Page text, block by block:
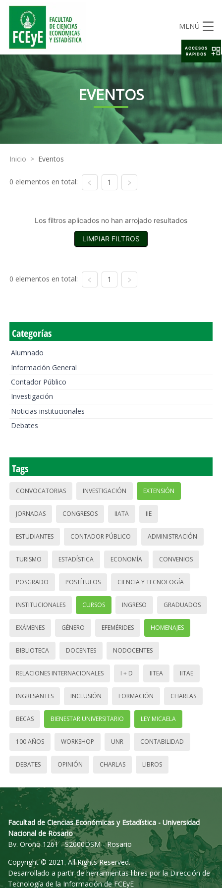
MENÚ
EVENTOS
Inicio > Eventos
0 elementos en total: 1
Los filtros aplicados no han arrojado resultados
LIMPIAR FILTROS
0 elementos en total: 1
Categorías
Alumnado
Información General
Contador Público
Investigación
Noticias institucionales
Debates
Tags
CONVOCATORIAS INVESTIGACIÓN EXTENSIÓN
JORNADAS CONGRESOS IIATA IIE
ESTUDIANTES CONTADOR PÚBLICO ADMINISTRACIÓN
TURISMO ESTADÍSTICA ECONOMÍA CONVENIOS
POSGRADO POSTÍTULOS CIENCIA Y TECNOLOGÍA
INSTITUCIONALES CURSOS INGRESO GRADUADOS
EXÁMENES GÉNERO EFEMÉRIDES HOMENAJES
BIBLIOTECA DOCENTES NODOCENTES
RELACIONES INTERNACIONALES I + D IITEA IITAE
INGRESANTES INCLUSIÓN FORMACIÓN CHARLAS
BECAS BIENESTAR UNIVERSITARIO LEY MICAELA
100 AÑOS WORKSHOP UNR CONTABILIDAD
DEBATES OPINIÓN CHARLAS LIBROS
Facultad de Ciencias Económicas y Estadística - Universidad
Nacional de Rosario
Bv. Oroño 1261 - S2000DSM - Rosario
Copyright © 2021. All Rights Reserved.
Desarrollado a partir de herramientas libres por la Dirección de
Tecnología de la Información de FCEyE
ACCESOS
RAPIDOS